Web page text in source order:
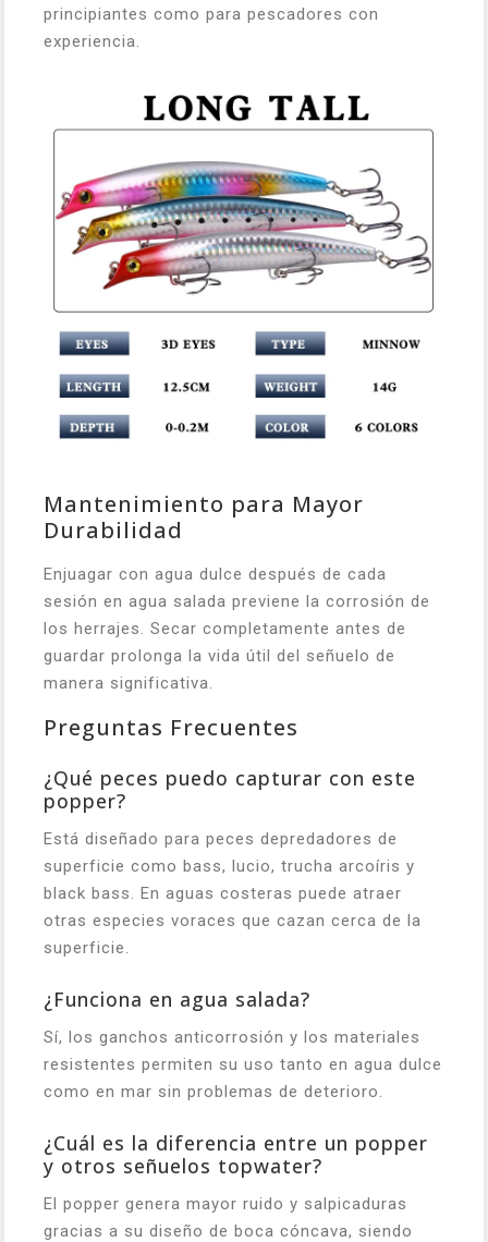
principiantes como para pescadores con
experiencia.
Mantenimiento para Mayor
Durabilidad
Enjuagar con agua dulce después de cada
sesión en agua salada previene la corrosión de
los herrajes. Secar completamente antes de
guardar prolonga la vida útil del señuelo de
manera significativa.
Preguntas Frecuentes
¿Qué peces puedo capturar con este
popper?
Está diseñado para peces depredadores de
superficie como bass, lucio, trucha arcoíris y
black bass. En aguas costeras puede atraer
otras especies voraces que cazan cerca de la
superficie.
¿Funciona en agua salada?
Sí, los ganchos anticorrosión y los materiales
resistentes permiten su uso tanto en agua dulce
como en mar sin problemas de deterioro.
¿Cuál es la diferencia entre un popper
y otros señuelos topwater?
El popper genera mayor ruido y salpicaduras
gracias a su diseño de boca cóncava, siendo